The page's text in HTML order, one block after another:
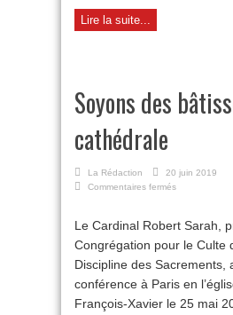
Lire la suite...
Soyons des
cathédrale
La Rédaction
20 juin 2019
Commentaires fermés
bâtisseurs
de
Le Cardinal Robert Sarah,
Congrégation pour le Culte
Discipline des Sacrements,
conférence à Paris en
François-Xavier le 25 mai